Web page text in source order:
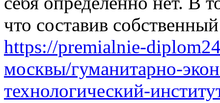
что составив
https://premialnie-
москвы/гуманитарно-
технологический-